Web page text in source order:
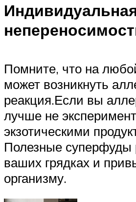
Помните, что на
может возникнуть
реакция.Если вы
лучше не
экзотическими
Полезные суперфуды
ваших грядках и
организму.